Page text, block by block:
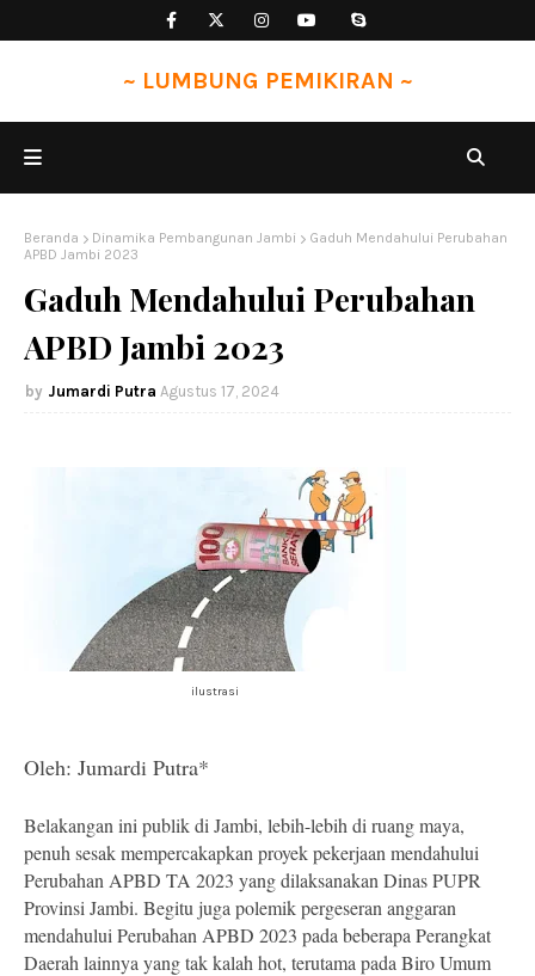
~ LUMBUNG PEMIKIRAN ~
Beranda Dinamika Pembangunan Jambi
Gaduh Mendahului Perubahan
APBD Jambi 2023
Gaduh Mendahului Perubahan
APBD Jambi 2023
Jumardi Putra Agustus 17, 2024
ilustrasi
Oleh: Jumardi Putra*
Belakangan ini publik di Jambi, lebih-lebih di ruang maya,
penuh sesak mempercakapkan proyek pekerjaan mendahului
Perubahan APBD TA 2023 yang dilaksanakan Dinas PUPR
Provinsi Jambi. Begitu juga polemik pergeseran anggaran
mendahului Perubahan APBD 2023 pada beberapa Perangkat
Daerah lainnya yang tak kalah hot, terutama pada Biro Umum